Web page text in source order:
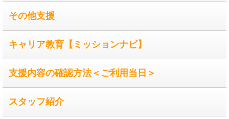
その他支援
キャリア教育【ミッションナビ】
支援内容の確認方法＜ご利用当日＞
スタッフ紹介